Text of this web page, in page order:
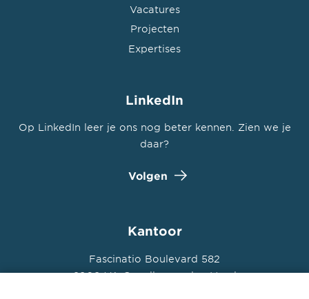
Vacatures
Projecten
Expertises
LinkedIn
Op LinkedIn leer je ons nog beter kennen. Zien we je
daar?
Volgen
Kantoor
Fascinatio Boulevard 582
2909 VA Capelle aan den IJssel